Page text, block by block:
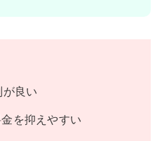
良い
を抑えやすい